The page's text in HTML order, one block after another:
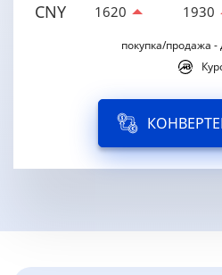
CNY 1620 1930
покупка/продажа